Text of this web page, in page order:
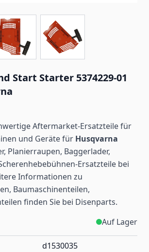
Start Starter 5374229-01
Aftermarket-Ersatzteile für
und Geräte für Husqvarna
Planierraupen, Baggerlader,
Ersatzteile bei
Informationen zu
Baumaschinenteilen,
finden Sie bei Disenparts.
Auf Lager
d1530035